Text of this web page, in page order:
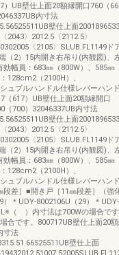
UB壁仕上面20額縁開口760（
内寸法
壁仕上面
2043〉2012.5〈2112.5〉
〈2105〉SLUB.FL1149ド
（2）15内開き右吊り(内観図)、
効幅員：683㎜（800W）、585㎜
128cm2（2100H）、
ュプルハンドル仕様レバーハン
（617）UB壁仕上面20額縁開口
（700）32046337UB内寸法
壁仕上面
2043〉2012.5〈2112.5〉
〈2105〉SLUB.FL1149ド
（2）15内開き右吊り(内観図)、
効幅員：683㎜（800W）、585㎜
128cm2（2100H）、
ュプルハンドル仕様レバーハン
段差］■開き戸［11㎜段差］（強
）＊UDY-8002106U（29）＊UDY-
（ ）内寸法は700Wの場合です
合です。800717UB壁仕上面20
寸法
壁仕上面